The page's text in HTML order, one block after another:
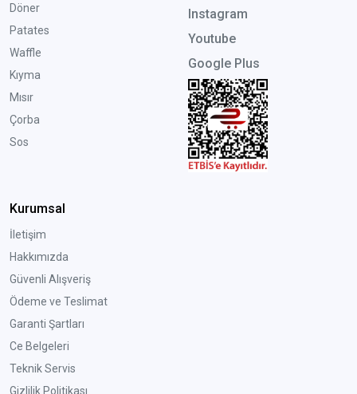
Döner
Patates
Waffle
Kıyma
Mısır
Çorba
Sos
Instagram
Youtube
Google Plus
Kurumsal
İletişim
Hakkımızda
Güvenli Alışveriş
Ödeme ve Teslimat
Garanti Şartları
Ce Belgeleri
Teknik Servis
Gizlilik Politikası